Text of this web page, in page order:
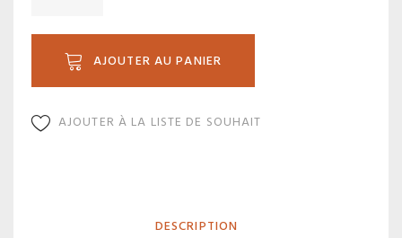
AJOUTER AU PANIER
AJOUTER À LA LISTE DE SOUHAIT
DESCRIPTION